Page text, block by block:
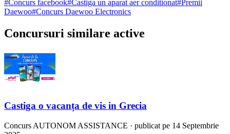
#Concurs facebook#Castiga un aparat aer conditionat#Premii
Daewoo#Concurs Daewoo Electronics
Concursuri similare active
Castiga o vacanța de vis in Grecia
Concurs AUTONOM ASSISTANCE · publicat pe 14 Septembrie